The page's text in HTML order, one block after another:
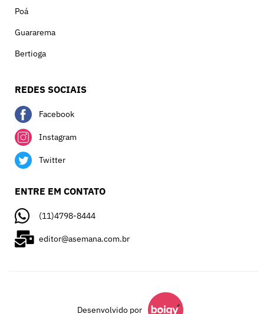
Poá
Guararema
Bertioga
REDES SOCIAIS
Facebook
Instagram
Twitter
ENTRE EM CONTATO
(11)4798-8444
editor@asemana.com.br
Desenvolvido por